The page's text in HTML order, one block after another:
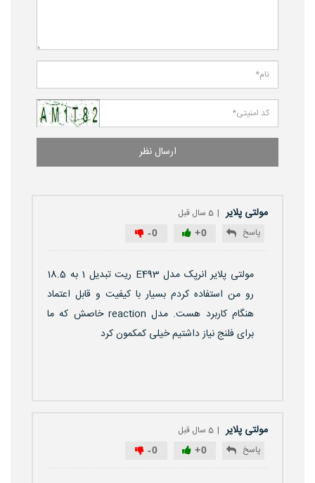
ارسال نظر
مولتی پلایر
5 سال قبل
پاسخ
0
+
0
-
مولتی پلایر انرپک مدل E493 ریت تبدیل 1 به 18.5
رو من استفاده کردم بسیار با کیفیت و قابل اعتماد
هنگام کاربرد هست. مدل reaction خاصش که ما
برای فلنج نیاز داشتیم خیلی کمکمون کرد
مولتی پلایر
5 سال قبل
پاسخ
0
+
0
-